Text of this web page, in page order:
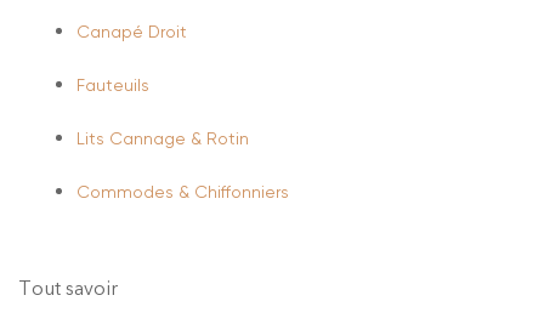
Canapé Droit
Fauteuils
Lits Cannage & Rotin
Commodes & Chiffonniers
Tout savoir